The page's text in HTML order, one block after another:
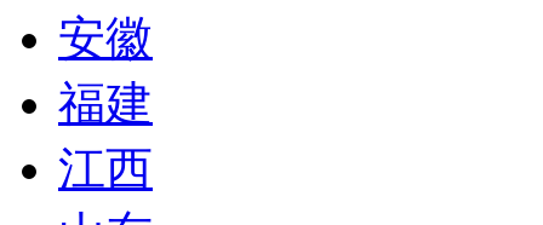
安徽
福建
江西